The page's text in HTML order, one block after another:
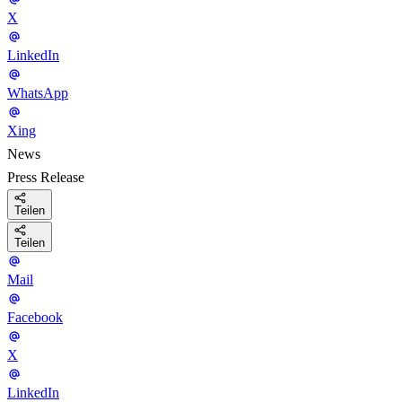
X
LinkedIn
WhatsApp
Xing
News
Press Release
Teilen
Teilen
Mail
Facebook
X
LinkedIn